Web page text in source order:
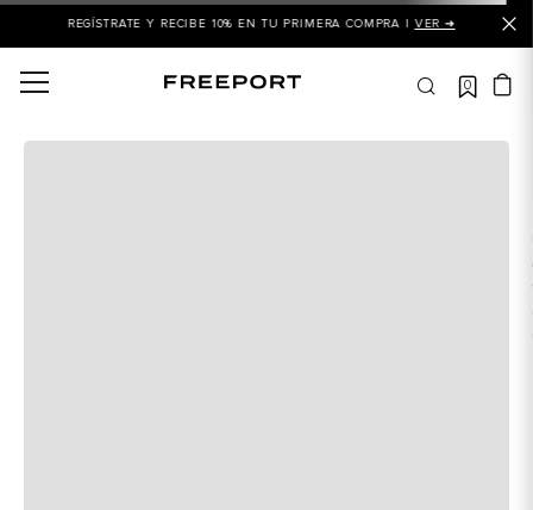
REGÍSTRATE Y RECIBE 10% EN TU PRIMERA COMPRA |VER ➜
0